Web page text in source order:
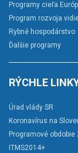
Programy cieľa
Program rozvoja
Rybné hospodárstvo
Ďalšie programy
RÝCHLE
Úrad vlády SR
Koronavírus na
Programové obdobie
ITMS2014+